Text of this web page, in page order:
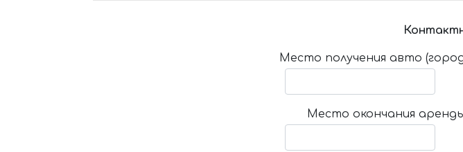
Место получения авто
Место окончания